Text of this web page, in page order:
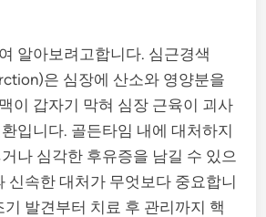
알아보려고합니다. 심근경색
은 심장에 산소와 영양분을
이 갑자기 막혀 심장 근육이 괴사
입니다. 골든타임 내에 대처하지
나 심각한 후유증을 남길 수 있으
신속한 대처가 무엇보다 중요합니
발견부터 치료 후 관리까지 핵